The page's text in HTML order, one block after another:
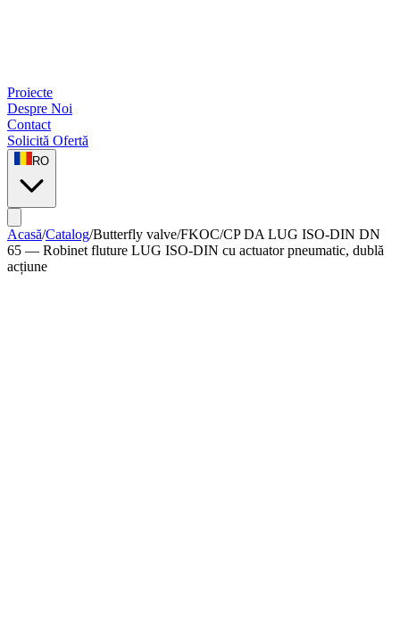
Proiecte
Despre Noi
Contact
Solicită Ofertă
RO
Acasă/Catalog/Butterfly valve/FKOC/CP DA LUG ISO-DIN DN
65 — Robinet fluture LUG ISO-DIN cu actuator pneumatic, dublă
acțiune